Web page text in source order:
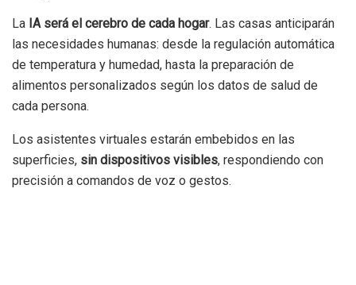
La IA será el cerebro de cada hogar. Las casas anticiparán
las necesidades humanas: desde la regulación automática
de temperatura y humedad, hasta la preparación de
alimentos personalizados según los datos de salud de
cada persona.
Los asistentes virtuales estarán embebidos en las
superficies, sin dispositivos visibles, respondiendo con
precisión a comandos de voz o gestos.